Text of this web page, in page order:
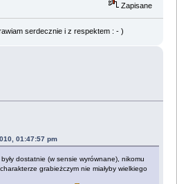
Zapisane
serdecznie i z respektem : - )
01:47:57 pm
dostatnie (w sensie wyrównane), nikomu
grabieżczym nie miałyby wielkiego